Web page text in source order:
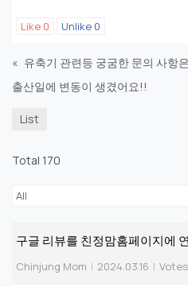
Like 0 Unlike 0
«
출산일에 변동이 생겼어요!!
List
Total 170
구글 리뷰를 친정맘홈페이지에
Chinjung Mom | 2024.03.16 |